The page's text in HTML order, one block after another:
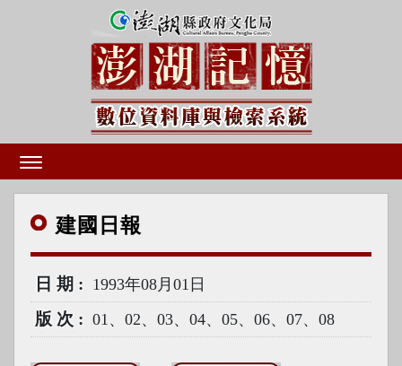
建國 日報
日期 1993年08月01日
版次 01、02、03、04、05、06、07、08